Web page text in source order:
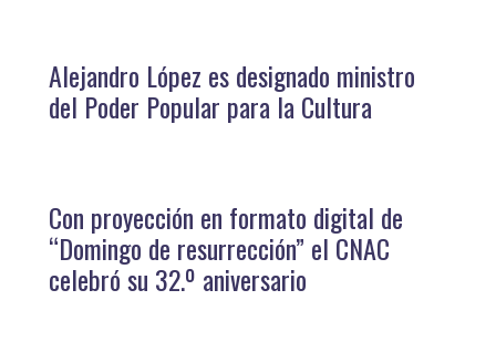
Alejandro López es designado ministro
del Poder Popular para la Cultura
Con proyección en formato digital de
“Domingo de resurrección” el CNAC
celebró su 32.º aniversario